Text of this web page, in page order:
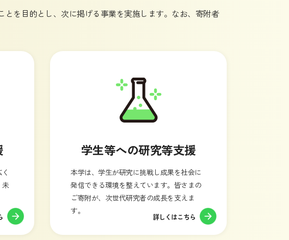
を目的とし、次に掲げる事業を実施します。なお、寄附者
未
学生等への研究等支援
本学は、学生が研究に挑戦し成果を社会に
発信できる環境を整えています。皆さまの
ご寄附が、次世代研究者の成長を支えま
す。
詳しくはこちら